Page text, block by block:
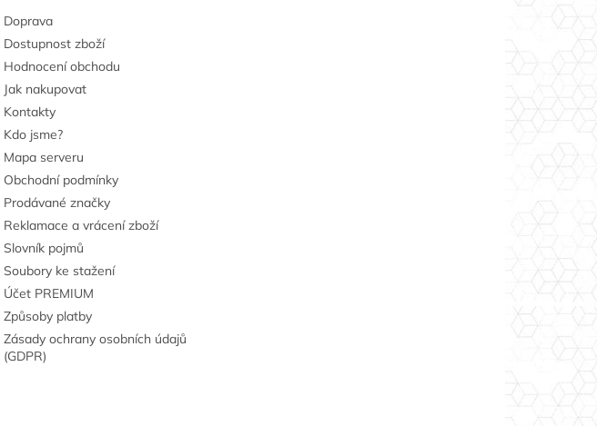
Doprava
Dostupnost zboží
Hodnocení obchodu
Jak nakupovat
Kontakty
Kdo jsme?
Mapa serveru
Obchodní podmínky
Prodávané značky
Reklamace a vrácení zboží
Slovník pojmů
Soubory ke stažení
Účet PREMIUM
Způsoby platby
Zásady ochrany osobních údajů
(GDPR)